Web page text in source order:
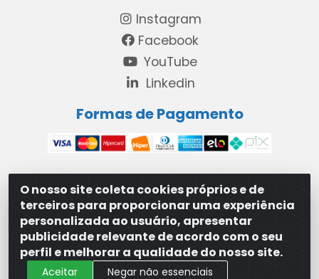
O nosso site coleta cookies próprios e de
terceiros para proporcionar uma experiência
personalizada ao usuário, apresentar
publicidade relevante de acordo com o seu
perfil e melhorar a qualidade do nosso site.
Aceitar Negar não essenciais
Instagram
Facebook
YouTube
Linkedin
Formas de Pagamento
MAXXISUPRI COMÉRCIO DE SANEANTES LTDA - Avenida
Antônio Cabral de Souza, 2872 - Maranguape II -
Paulista/PE - CEP 53.421-420 - 31.329.180/0001-83